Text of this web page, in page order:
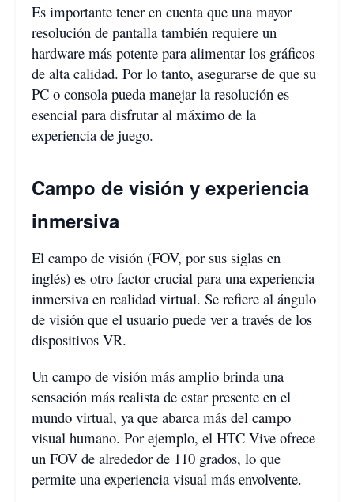
Es importante tener en cuenta que una mayor
resolución de pantalla también requiere un
hardware más potente para alimentar los gráficos
de alta calidad. Por lo tanto, asegurarse de que su
PC o consola pueda manejar la resolución es
esencial para disfrutar al máximo de la
experiencia de juego.
Campo de visión y experiencia
inmersiva
El campo de visión (FOV, por sus siglas en
inglés) es otro factor crucial para una experiencia
inmersiva en realidad virtual. Se refiere al ángulo
de visión que el usuario puede ver a través de los
dispositivos VR.
Un campo de visión más amplio brinda una
sensación más realista de estar presente en el
mundo virtual, ya que abarca más del campo
visual humano. Por ejemplo, el HTC Vive ofrece
un FOV de alrededor de 110 grados, lo que
permite una experiencia visual más envolvente.